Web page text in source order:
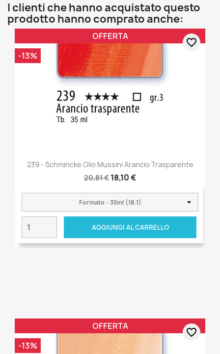
I clienti che hanno acquistato questo
prodotto hanno comprato anche:
239 - Schmincke Olio Mussini Arancio Trasparente
20,81 € 18,10 €
AGGIUNGI AL CARRELLO
OFFERTA
-13%
favorite_border
OFFERTA
-13%
favorite_border